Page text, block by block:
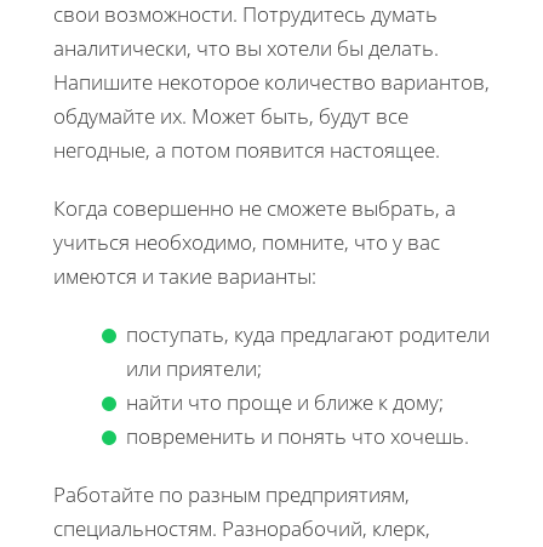
свои возможности. Потрудитесь думать
аналитически, что вы хотели бы делать.
Напишите некоторое количество вариантов,
обдумайте их. Может быть, будут все
негодные, а потом появится настоящее.
Когда совершенно не сможете выбрать, а
учиться необходимо, помните, что у вас
имеются и такие варианты:
поступать, куда предлагают родители
или приятели;
найти что проще и ближе к дому;
повременить и понять что хочешь.
Работайте по разным предприятиям,
специальностям. Разнорабочий, клерк,